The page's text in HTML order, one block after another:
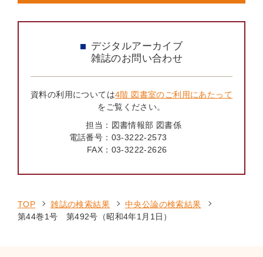
デジタルアーカイブ
雑誌のお問い合わせ
資料の利用については4階 図書室のご利用にあたって
をご覧ください。
担当： 図書情報部 図書係
電話番号： 03-3222-2573
FAX： 03-3222-2626
TOP 雑誌の検索結果
中央公論の検索結果
第44巻1号 第492号（昭和4年1月1日）